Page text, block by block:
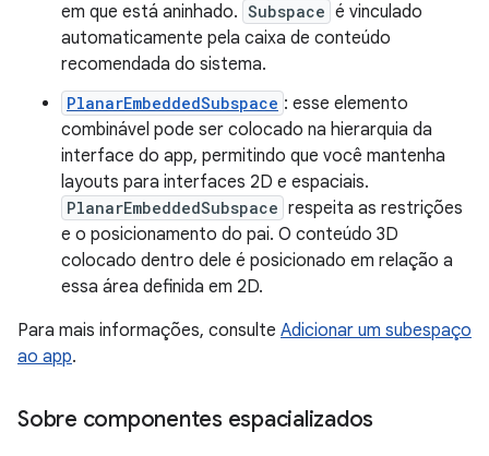
em que está aninhado. Subspace é vinculado
automaticamente pela caixa de conteúdo
recomendada do sistema.
PlanarEmbeddedSubspace : esse elemento
combinável pode ser colocado na hierarquia da
interface do app, permitindo que você mantenha
layouts para interfaces 2D e espaciais.
PlanarEmbeddedSubspace respeita as restrições
e o posicionamento do pai. O conteúdo 3D
colocado dentro dele é posicionado em relação a
essa área definida em 2D.
Para mais informações, consulte Adicionar um subespaço
ao app.
Sobre componentes espacializados